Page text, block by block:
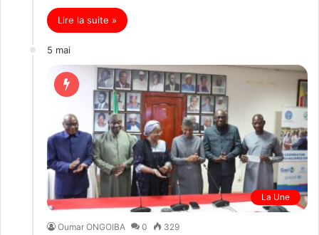
Lire la suite »
5 mai
La Une
Oumar ONGOIBA 0 329